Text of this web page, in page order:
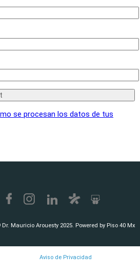
se procesan los datos de tus
Dr. Mauricio Arouesty 2025. Powered by Piso 40 Mx
Aviso de Privacidad